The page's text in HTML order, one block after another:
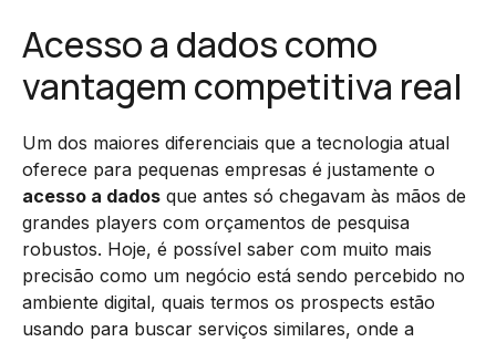
Acesso a dados como
vantagem competitiva real
Um dos maiores diferenciais que a tecnologia atual
oferece para pequenas empresas é justamente o
acesso a dados que antes só chegavam às mãos de
grandes players com orçamentos de pesquisa
robustos. Hoje, é possível saber com muito mais
precisão como um negócio está sendo percebido no
ambiente digital, quais termos os prospects estão
usando para buscar serviços similares, onde a